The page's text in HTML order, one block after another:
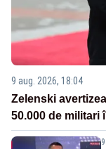
9 aug. 2026, 18:04
Zelenski
50.000 de militari